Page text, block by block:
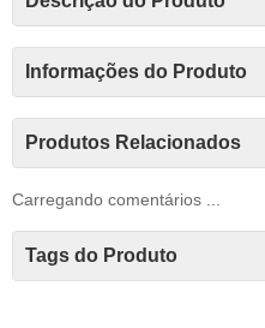
Informações do Produto
Produtos Relacionados
Carregando comentários ...
Tags do Produto